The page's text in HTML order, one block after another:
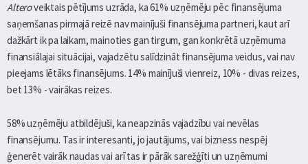
Alteroveiktais pētījums uzrāda, ka 61% uzņēmēju pēc finansējuma
saņemšanas pirmajā reizē nav mainījuši finansējuma partneri, kaut arī
dažkārt ik pa laikam, mainoties gan tirgum, gan konkrētā uzņēmuma
finansiālajai situācijai, vajadzētu salīdzināt finansējuma veidus, vai nav
pieejams lētāks finansējums. 14% mainījuši vienreiz, 10% - divas reizes,
bet 13% - vairākas reizes.
58% uzņēmēju atbildējuši, ka neapzinās vajadzību vai nevēlas
finansējumu. Tas ir interesanti, jo jautājums, vai bizness nespēj
ģenerēt vairāk naudas vai arī tas ir pārāk sarežģīti un uzņēmumi